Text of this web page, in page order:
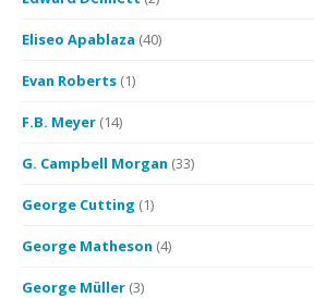
Eliseo Apablaza (40)
Evan Roberts (1)
F.B. Meyer (14)
G. Campbell Morgan (33)
George Cutting (1)
George Matheson (4)
George Müller (3)